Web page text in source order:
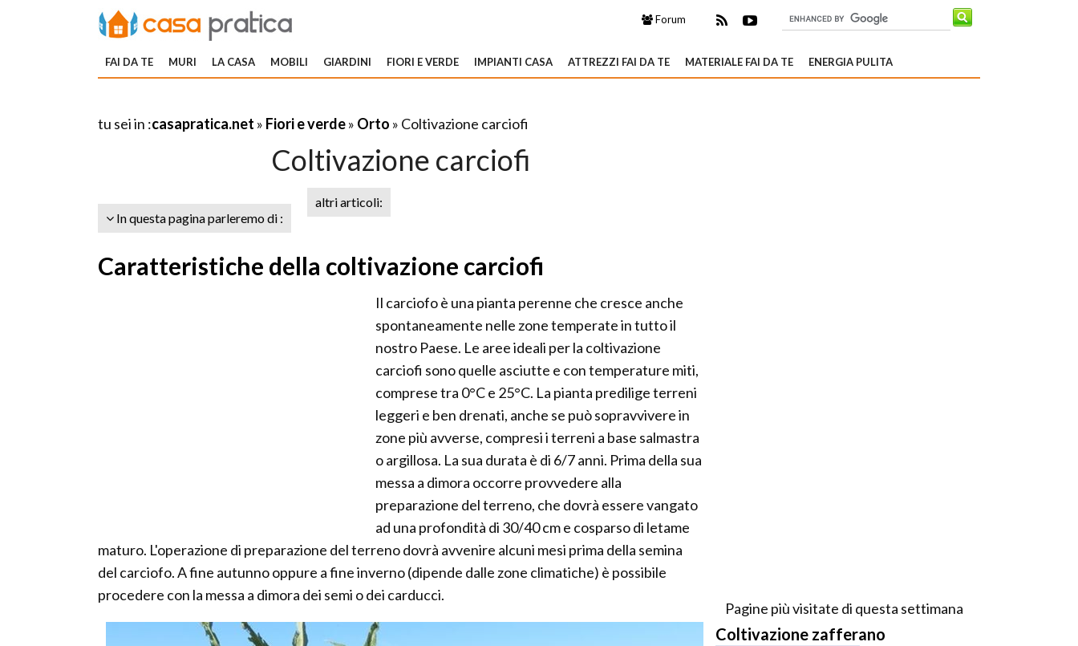
Forum
FAI DA TE MURI LA CASA MOBILI GIARDINI FIORI E VERDE IMPIANTI CASA ATTREZZI FAI DA TE MATERIALE FAI DA TE ENERGIA PULITA
tu sei in :casapratica.net » Fiori e verde» Orto » Coltivazione carciofi
Coltivazione carciofi
In questa pagina parleremo di :
altri articoli:
Caratteristiche della coltivazione carciofi
Il carciofo è una pianta perenne che cresce anche
spontaneamente nelle zone temperate in tutto il
nostro Paese. Le aree ideali per la coltivazione
carciofi sono quelle asciutte e con temperature miti,
comprese tra 0°C e 25°C. La pianta predilige terreni
leggeri e ben drenati, anche se può sopravvivere in
zone più avverse, compresi i terreni a base salmastra
o argillosa. La sua durata è di 6/7 anni. Prima della sua
messa a dimora occorre provvedere alla
preparazione del terreno, che dovrà essere vangato
ad una profondità di 30/40 cm e cosparso di letame
maturo. L'operazione di preparazione del terreno dovrà avvenire alcuni mesi prima della semina
del carciofo. A fine autunno oppure a fine inverno (dipende dalle zone climatiche) è possibile
procedere con la messa a dimora dei semi o dei carducci.
Pagine più visitate di questa settimana
Coltivazione zafferano